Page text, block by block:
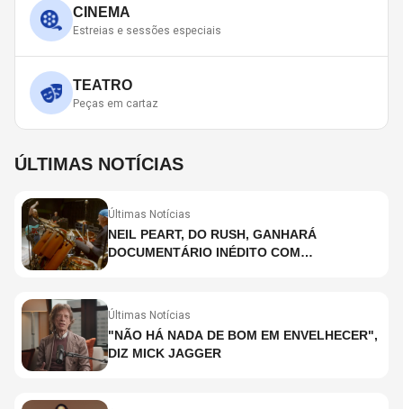
CINEMA
Estreias e sessões especiais
TEATRO
Peças em cartaz
ÚLTIMAS NOTÍCIAS
Últimas Notícias
NEIL PEART, DO RUSH, GANHARÁ
DOCUMENTÁRIO INÉDITO COM
Últimas Notícias
"NÃO HÁ NADA DE BOM EM ENVELHECER",
DIZ MICK JAGGER